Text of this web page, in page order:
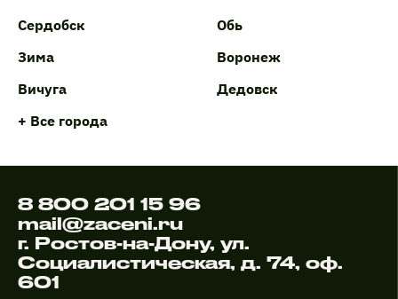
Сердобск
Обь
Зима
Воронеж
Вичуга
Дедовск
+ Все города
8 800 201 15 96
mail@zaceni.ru
г. Ростов-на-Дону, ул.
Социалистическая, д. 74, оф.
601